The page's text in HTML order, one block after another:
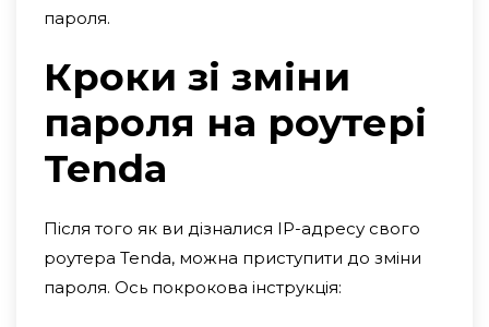
пароля.
Кроки зі зміни
пароля на роутері
Tenda
Після того як ви дізналися IP-адресу свого
роутера Tenda, можна приступити до зміни
пароля. Ось покрокова інструкція: